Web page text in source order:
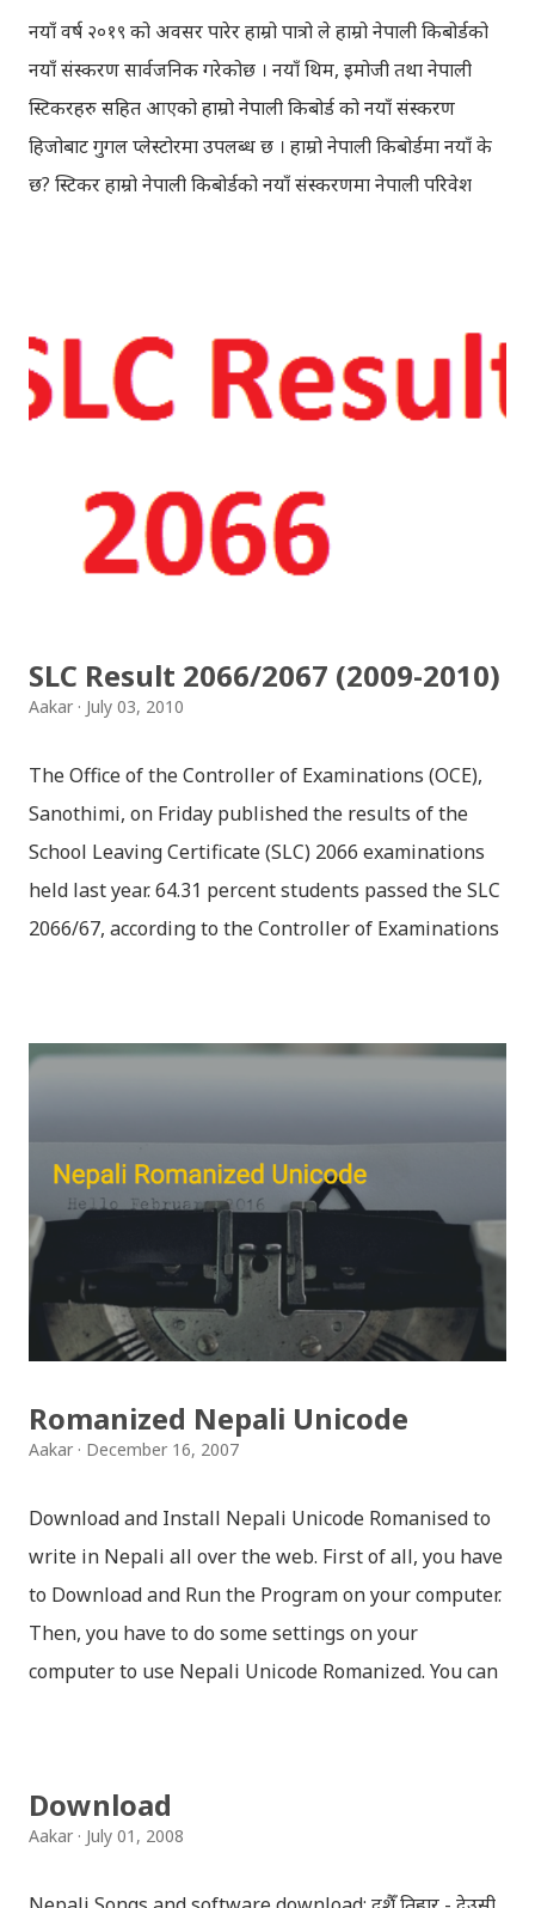
by her friend Bisakha everywhere she went. Radha
faces...
नयाँ वर्ष २०१९ को अवसर पारेर हाम्रो पात्रो ले हाम्रो नेपाली किबोर्डको
नयाँ संस्करण सार्वजनिक गरेकोछ । नयाँ थिम, इमोजी तथा नेपाली
स्टिकरहरु सहित आएको हाम्रो नेपाली किबोर्ड को नयाँ संस्करण
हिजोबाट गुगल प्लेस्टोरमा उपलब्ध छ । हाम्रो नेपाली किबोर्डमा नयाँ के
छ? स्टिकर हाम्रो नेपाली किबोर्डको नयाँ संस्करणमा नेपाली परिवेश
स्टिकरहरुले प्रयोगकर्तालाई नयाँ अनुभव दिनेछ । नेपाली पारा, हाम्रो
साथी, नयाँ वर्ष, संगी, हाम्रो कान्छा, हाम्रो कान्छी, नक्कली, र बौचा व
मैचासमेत गरी आठ किसिमका स्टिकरहरु समावेश गरिएकोछ । हाम्रो
सकिन्छ । थिम हाम्रो नेपाली किबोर्डको यस संस्करणमा नयाँ किबोर्ड
थिम पनि थपिएको छ । हाम्रो नेपाली किबोर्डको सेटिङमा गएर आफूलाई
मन पर्ने थिम छान्न सकिन्छ । डार्क तथा लाइट गरेर हाललाई दुई
SLC Result 2066/2067 (2009-2010)
Aakar July 03, 2010
The Office of the Controller of Examinations (OCE),
Sanothimi, on Friday published the results of the
School Leaving Certificate (SLC) 2066 examinations
held last year. 64.31 percent students passed the SLC
2066/67, according to the Controller of Examinations
Download the file and search your ‘symbol number’.
can follow THT (symbol no. and birth date required).
Download SLC Result 2066/2067 (2009-2010) :
REGULAR: EXEMPTED: Distinction --------------- First
division First division Second Division Second
Division Third Division Third Division Withheld
Withheld ...
Romanized Nepali Unicode
Aakar December 16, 2007
Download and Install Nepali Unicode Romanised to
write in Nepali all over the web. First of all, you have
to Download and Run the Program on your computer.
Then, you have to do some settings on your
computer to use Nepali Unicode Romanized. You can
Install: Run setup file; Go to control Panel; Open
Language Options; Go to Language Options & tick on
Download
Aakar July 01, 2008